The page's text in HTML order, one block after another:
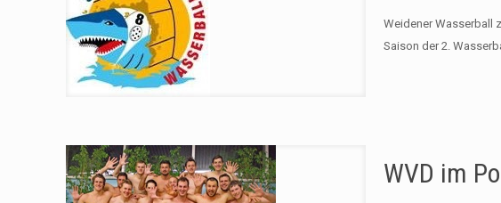
Weidener Wasserball
Saison der 2.
WVD im